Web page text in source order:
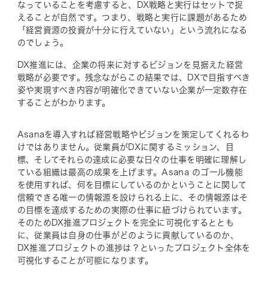
なっていることを考慮すると、DX戦略と実行はセットで捉
えることが自然です。つまり、戦略と実行に課題があるため
「経営資源の投資が十分に行えていない」という流れになる
のでしょう。
DX推進には、企業の将来に対するビジョンを見据えた経営
戦略が必要です。残念ながらこの結果では、DXで目指すべき
姿や実現すべき内容が明確化できていない企業が一定数存在
することがわかります。
Asanaを導入すれば経営戦略やビジョンを策定してくれるわ
けではありません。従業員がDXに関するミッション、目
標、そしてそれらの達成に必要な日々の仕事を明確に理解し
ている組織は最高の成果を上げます。Asana のゴール機能
を使用すれば、何を目標にしているのかということに関して
信頼できる唯一の情報源を設けられる上に、その情報源はそ
の目標を達成するための実際の仕事に紐づけられています。
そのためDX推進プロジェクトを完全に可視化するととも
に、従業員は自身の仕事がどのように貢献しているのか、
DX推進プロジェクトの進捗は？といったプロジェクト全体を
可視化することが可能になります。